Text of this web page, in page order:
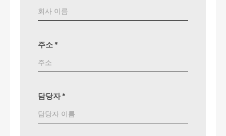
주소 *
담당자 *